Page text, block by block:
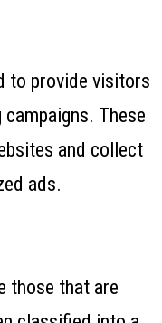
to provide visitors
These
and collect
ads.
those that are